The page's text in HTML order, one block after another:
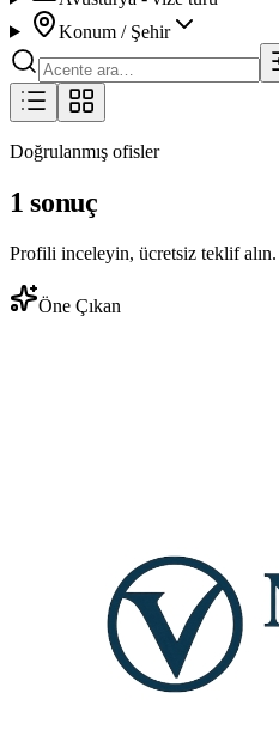
Konum / Şehir
Doğrulanmış ofisler
1 sonuç
Profili inceleyin, ücretsiz teklif
Öne Çıkan